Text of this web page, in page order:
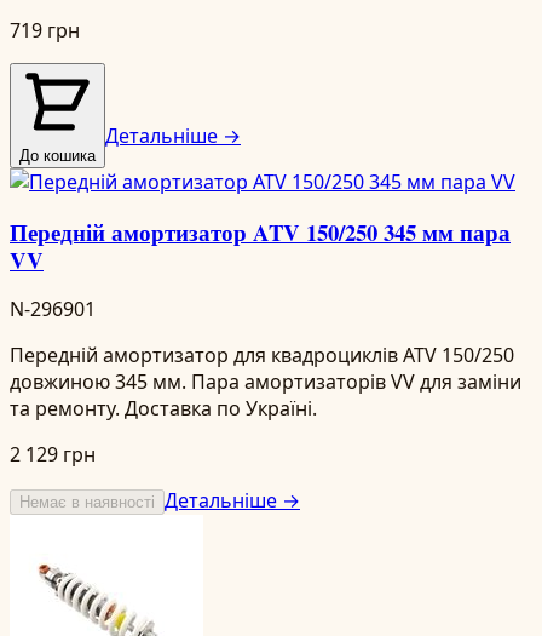
719 грн
До кошика
Детальніше →
Передній амортизатор ATV 150/250 345 мм пара
VV
N-296901
Передній амортизатор для квадроциклів ATV 150/250
довжиною 345 мм. Пара амортизаторів VV для заміни
та ремонту. Доставка по Україні.
2 129 грн
Немає в наявності Детальніше →